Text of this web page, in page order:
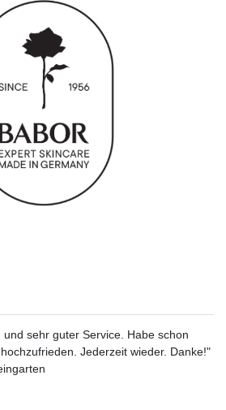
sehr guter Service. Habe schon
Jederzeit wieder. Danke!"